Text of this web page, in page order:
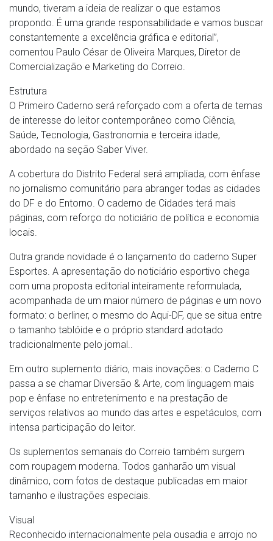
mundo, tiveram a ideia de realizar o que estamos
propondo. É uma grande responsabilidade e vamos buscar
constantemente a excelência gráfica e editorial”,
comentou Paulo César de Oliveira Marques, Diretor de
Comercialização e Marketing do Correio.
Estrutura
O Primeiro Caderno será reforçado com a oferta de temas
de interesse do leitor contemporâneo como Ciência,
Saúde, Tecnologia, Gastronomia e terceira idade,
abordado na seção Saber Viver.
A cobertura do Distrito Federal será ampliada, com ênfase
no jornalismo comunitário para abranger todas as cidades
do DF e do Entorno. O caderno de Cidades terá mais
páginas, com reforço do noticiário de política e economia
locais.
Outra grande novidade é o lançamento do caderno Super
Esportes. A apresentação do noticiário esportivo chega
com uma proposta editorial inteiramente reformulada,
acompanhada de um maior número de páginas e um novo
formato: o berliner, o mesmo do Aqui-DF, que se situa entre
o tamanho tablóide e o próprio standard adotado
tradicionalmente pelo jornal..
Em outro suplemento diário, mais inovações: o Caderno C
passa a se chamar Diversão & Arte, com linguagem mais
pop e ênfase no entretenimento e na prestação de
serviços relativos ao mundo das artes e espetáculos, com
intensa participação do leitor.
Os suplementos semanais do Correio também surgem
com roupagem moderna. Todos ganharão um visual
dinâmico, com fotos de destaque publicadas em maior
tamanho e ilustrações especiais.
Visual
Reconhecido internacionalmente pela ousadia e arrojo no